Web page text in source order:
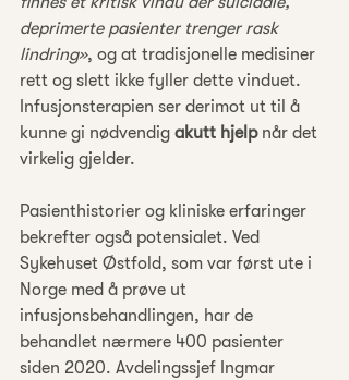
deprimerte pasienter trenger rask
lindring», og at tradisjonelle medisiner
rett og slett ikke fyller dette vinduet.
Infusjonsterapien ser derimot ut til å
kunne gi nødvendig akutt hjelp når det
virkelig gjelder.
Pasienthistorier og kliniske erfaringer
bekrefter også potensialet. Ved
Sykehuset Østfold, som var først ute i
Norge med å prøve ut
infusjonsbehandlingen, har de
behandlet nærmere 400 pasienter
siden 2020. Avdelingssjef Ingmar